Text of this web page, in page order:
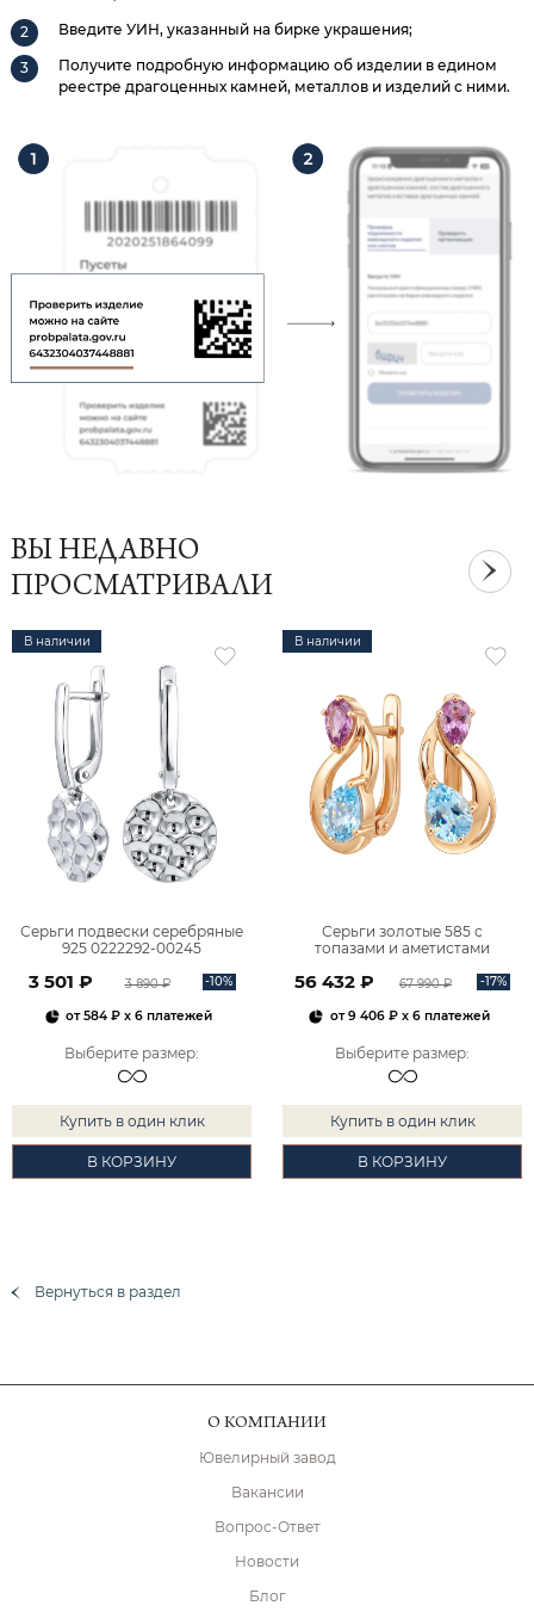
Введите УИН, указанный на бирке украшения;
Получите подробную информацию об изделии в едином
реестре драгоценных камней, металлов и изделий с ними.
ВЫ НЕДАВНО
ПРОСМАТРИВАЛИ
В наличии
Серьги подвески серебряные
925 0222292-00245
3 501 ₽ 3 890 ₽ -10%
от584 ₽ x 6 платежей
Выберите размер:
Купить в один клик
В КОРЗИНУ
В наличии
Серьги золотые 585 с
топазами и аметистами
56 432 ₽ 67 990 ₽ -17%
от9 406 ₽x 6 платежей
Выберите размер:
Купить в один клик
В КОРЗИНУ
Вернуться в раздел
О КОМПАНИИ
Ювелирный завод
Вакансии
Вопрос-Ответ
Новости
Блог